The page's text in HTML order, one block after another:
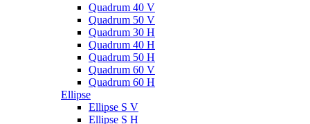
Quadrum 40 V
Quadrum 50 V
Quadrum 30 H
Quadrum 40 H
Quadrum 50 H
Quadrum 60 V
Quadrum 60 H
Ellipse
Ellipse S V
Ellipse S H